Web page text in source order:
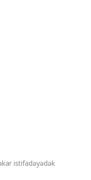
istifadəyədək